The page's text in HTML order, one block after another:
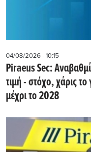
04/08/2026 - 10:15
Piraeus Sec:
τιμή - στόχο, χάρις
μέχρι το 2028